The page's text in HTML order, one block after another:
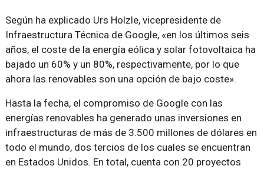
Según ha explicado Urs Holzle, vicepresidente de
Infraestructura Técnica de Google, «en los últimos seis
años, el coste de la energía eólica y solar fotovoltaica ha
bajado un 60% y un 80%, respectivamente, por lo que
ahora las renovables son una opción de bajo coste».
Hasta la fecha, el compromiso de Google con las
energías renovables ha generado unas inversiones en
infraestructuras de más de 3.500 millones de dólares en
todo el mundo, dos tercios de los cuales se encuentran
en Estados Unidos. En total, cuenta con 20 proyectos